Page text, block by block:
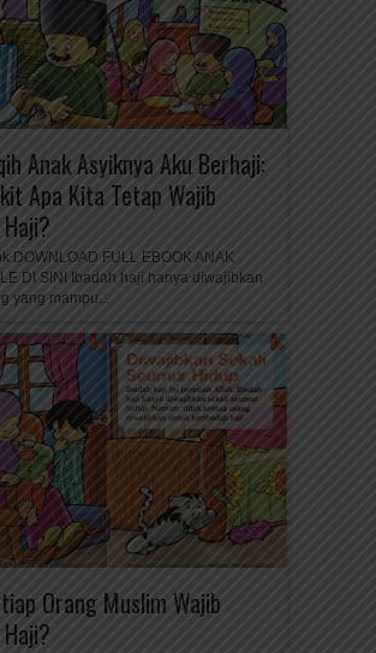
Anak Asyiknya Aku Berhaji:
Apa Kita Tetap Wajib
DOWNLOAD FULL EBOOK ANAK
DI SINI Ibadah haji hanya diwajibkan
yang mampu...
Orang Muslim Wajib